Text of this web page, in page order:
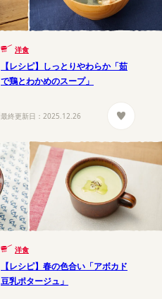
洋食
【レシピ】しっとりやわらか「茹
で鶏とわかめのスープ」
最終更新日： 2025.12.26
洋食
【レシピ】春の色合い「アボカド
豆乳ポタージュ」